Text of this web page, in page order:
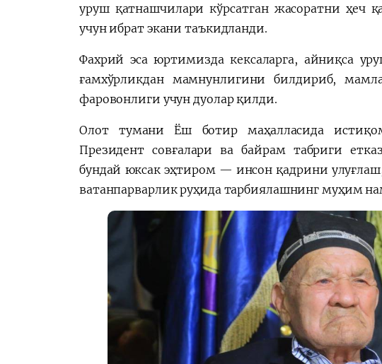
уруш қатнашчилари кўрсатган жасоратни ҳеч
учун ибрат экани таъкидланди.
Фахрий эса юртимизда кексаларга, айниқса
ғамхўрликдан мамнунлигини билдириб,
фаровонлиги учун дуолар қилди.
Олот тумани Ёш ботир маҳалласида
Президент совғалари ва байрам табриги
бундай юксак эҳтиром — инсон қадрини
ватанпарварлик руҳида тарбиялашнинг муҳим